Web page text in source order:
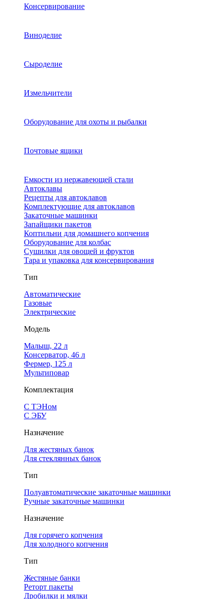
Консервирование
Виноделие
Сыроделие
Измельчители
Оборудование для охоты и рыбалки
Почтовые ящики
Емкости из нержавеющей стали
Автоклавы
Рецепты для автоклавов
Комплектующие для автоклавов
Закаточные машинки
Запайщики пакетов
Коптильни для домашнего копчения
Оборудование для колбас
Сушилки для овощей и фруктов
Тара и упаковка для консервирования
Тип
Автоматические
Газовые
Электрические
Модель
Малыш, 22 л
Консерватор, 46 л
Фермер, 125 л
Мультиповар
Комплектация
С ТЭНом
С ЭБУ
Назначение
Для жестяных банок
Для стеклянных банок
Тип
Полуавтоматические закаточные машинки
Ручные закаточные машинки
Назначение
Для горячего копчения
Для холодного копчения
Тип
Жестяные банки
Реторт пакеты
Дробилки и мялки